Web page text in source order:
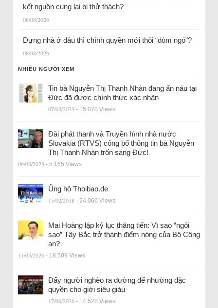
kết nguồn cung lại bị thử thách?
08/08/2026
Dựng nhà ở đâu thì chính quyền mới thôi “dòm ngó”?
08/08/2026
NHIỀU NGƯỜI XEM
Tin bà Nguyễn Thị Thanh Nhàn đang ẩn náu tại
Đức đã được chính thức xác nhận
07/08/2023 - 15.070 Views
Đài phát thanh và Truyền hình nhà nước
Slovakia (RTVS) công bố thông tin bà Nguyễn
Thị Thanh Nhàn trốn sang Đức!
06/08/2023 - 5.165 Views
Ủng hộ Thoibao.de
15/02/2018 - 24.066 Views
Mai Hoàng lập kỷ lục thăng tiến: Vì sao “ngôi
sao” Tây Bắc trở thành điểm nóng của Bộ Công
an?
11/05/2026 - 18.509 Views
Đẩy người nghèo ra đường để nhường đặc
quyền cho giới siêu giàu
17/06/2026 - 14.528 Views